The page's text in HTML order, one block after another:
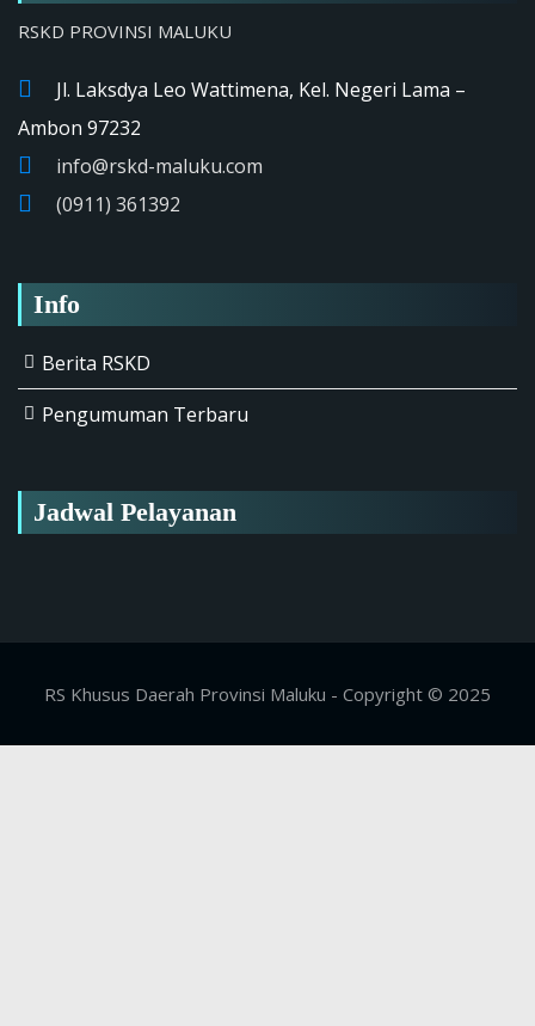
RSKD PROVINSI MALUKU
Jl. Laksdya Leo Wattimena, Kel. Negeri Lama –
Ambon 97232
info@rskd-maluku.com
(0911) 361392
Info
Berita RSKD
Pengumuman Terbaru
Jadwal Pelayanan
RS Khusus Daerah Provinsi Maluku - Copyright © 2025